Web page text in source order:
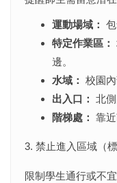
運動場域：
特定作業區：
邊。
水域： 校園內
出入口： 北
階梯處： 靠
3. 禁止進入區域（
限制學生通行或不